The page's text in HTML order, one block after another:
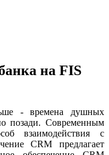
на FIS
- времена душных
позади. Современным
взаимодействия с
CRM предлагает